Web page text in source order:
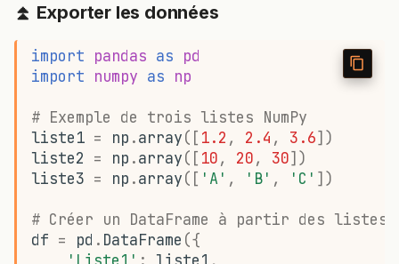
⏫ Exporter les données
import pandas as pd
import numpy as np
# Exemple de trois listes NumPy
liste1 = np .array([ 1.2 , 2.4 , 3.6])
liste2 = np .array([ 10, 20, 30])
liste3 = np .array([ 'A' , 'B' , 'C' ])
# Créer un DataFrame à partir des listes
df = pd . DataFrame ({